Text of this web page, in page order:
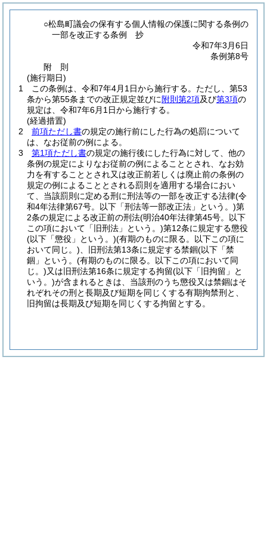
○松島町議会の保有する個人情報の保護に関する条例の
一部を改正する条例 抄
令和7年3月6日
条例第8号
附 則
(施行期日)
1
この条例は、令和7年4月1日から施行する。 ただし、第53
条から第55条までの改正規定並びに 附則第2項及び第3項の
規定は、令和7年6月1日から施行する。
(経過措置)
2
前項ただし書の規定の施行前にした行為の処罰について
は、なお従前の例による。
3
第1項ただし書の規定の施行後にした行為に対して、他の
条例の規定によりなお従前の例によることとされ、なお効
力を有することとされ又は改正前若しくは廃止前の条例の
規定の例によることとされる罰則を適用する場合におい
て、当該罰則に定める刑に刑法等の一部を改正する法律(令
和4年法律第67号。以下「刑法等一部改正法」という。)第
2条の規定による改正前の刑法(明治40年法律第45号。以下
この項において「旧刑法」という。)第12条に規定する懲役
(以下「懲役」という。)(有期のものに限る。以下この項に
おいて同じ。) 、旧刑法第13条に規定する禁錮(以下「禁
錮」という。 (有期のものに限る。以下この項において同
じ。)又は旧刑法第16条に規定する拘留(以下「旧拘留」と
いう。)が含まれるときは、当該刑のうち懲役又は禁錮はそ
れぞれその刑と長期及び短期を同じくする有期拘禁刑と、
旧拘留は長期及び短期を同じくする拘留とする。